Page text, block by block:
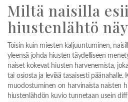
Miltä naisilla
hiustenlähtö
Toisin kuin miesten kaljuuntuminen,
yleensä johda hiusten täydelliseen
naiset kokevat hiusten harvenemista,
tai osiosta ja leviää tasaisesti päänahalle.
muodostuminen on harvinaista naisten
hiustenlähdön kuvio tunnetaan usein